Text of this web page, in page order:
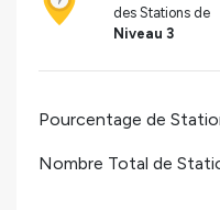
des Stations de
Niveau 3
Pourcentage de
Nombre Total de